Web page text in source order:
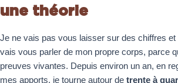
une théorie
Je ne vais pas vous laisser sur des chiffres
vais vous parler de mon propre corps, parce
preuves vivantes. Depuis environ un an, en
mes apports, je tourne autour de trente à